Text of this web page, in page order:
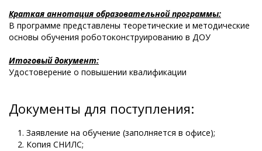
Краткая аннотация образовательной программы:
В программе представлены теоретические и методические
основы обучения роботоконструированию в ДОУ
Итоговый документ:
Удостоверение о повышении квалификации
Документы для поступления:
Заявление на обучение (заполняется в офисе);
Копия СНИЛС;